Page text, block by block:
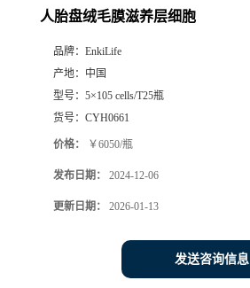
人胎盘绒毛膜滋养层细胞
品牌： EnkiLife
产地： 中国
型号： 5×105 cells/T25瓶
货号： CYH0661
价格： ￥6050/瓶
发布日期： 2024-12-06
更新日期： 2026-01-13
发送咨询信息